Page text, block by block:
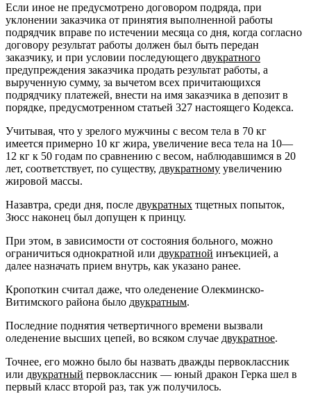
Если иное не предусмотрено договором подряда, при
уклонении заказчика от принятия выполненной работы
подрядчик вправе по истечении месяца со дня, когда согласно
договору результат работы должен был быть передан
заказчику, и при условии последующего двукратного
предупреждения заказчика продать результат работы, а
вырученную сумму, за вычетом всех причитающихся
подрядчику платежей, внести на имя заказчика в депозит в
порядке, предусмотренном статьей 327 настоящего Кодекса.
Учитывая, что у зрелого мужчины с весом тела в 70 кг
имеется примерно 10 кг жира, увеличение веса тела на 10—
12 кг к 50 годам по сравнению с весом, наблюдавшимся в 20
лет, соответствует, по существу, двукратному увеличению
жировой массы.
Назавтра, среди дня, после двукратных тщетных попыток,
Зюсс наконец был допущен к принцу.
При этом, в зависимости от состояния больного, можно
ограничиться однократной или двукратной инъекцией, а
далее назначать прием внутрь, как указано ранее.
Кропоткин считал даже, что оледенение Олекминско-
Витимского района было двукратным.
Последние поднятия четвертичного времени вызвали
оледенение высших цепей, во всяком случае двукратное.
Точнее, его можно было бы назвать дважды первоклассник
или двукратный первоклассник — юный дракон Герка шел в
первый класс второй раз, так уж получилось.